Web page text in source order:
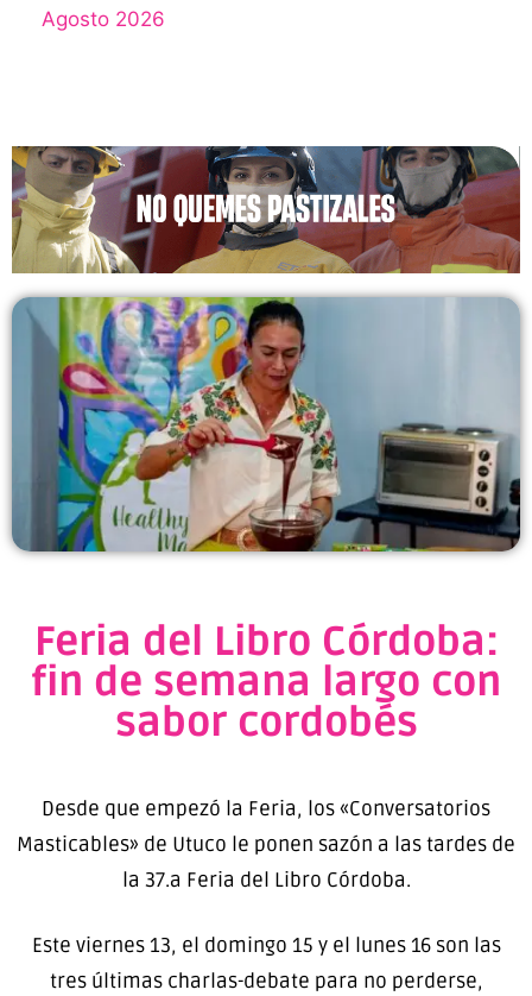
Agosto 2026
Feria del Libro Córdoba:
fin de semana largo con
sabor cordobés
Desde que empezó la Feria, los «Conversatorios
Masticables» de Utuco le ponen sazón a las tardes de
la 37.a Feria del Libro Córdoba.
Este viernes 13, el domingo 15 y el lunes 16 son las
tres últimas charlas-debate para no perderse,